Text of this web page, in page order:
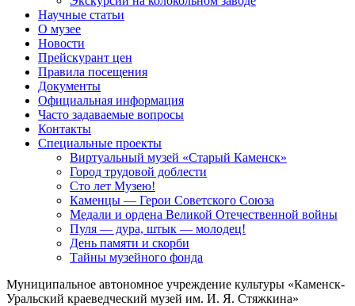
Научные статьи
О музее
Новости
Прейскурант цен
Правила посещения
Документы
Официальная информация
Часто задаваемые вопросы
Контакты
Специальные проекты
Виртуальный музей «Старый Каменск»
Город трудовой доблести
Сто лет Музею!
Каменцы — Герои Советского Союза
Медали и ордена Великой Отечественной войны
Пуля — дура, штык — молодец!
День памяти и скорби
Тайны музейного фонда
Муниципальное автономное учреждение культуры «Каменск-
Уральский краеведческий музей им. И. Я. Стяжкина»